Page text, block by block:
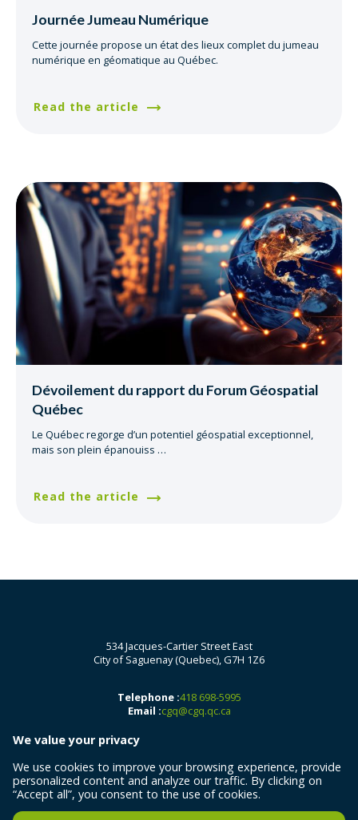
Journée Jumeau Numérique
Cette journée propose un état des lieux complet du jumeau
numérique en géomatique au Québec.
Read the article
Dévoilement du rapport du Forum Géospatial
Québec
Le Québec regorge d’un potentiel géospatial exceptionnel,
mais son plein épanouiss …
Read the article
All rights reserved 2026 © Centre de géomatique du Québec
534 Jacques-Cartier Street East
City of Saguenay (Quebec), G7H 1Z6
Telephone :418 698-5995
Email :cgq@cgq.qc.ca
We value your privacy
We use cookies to improve your browsing experience, provide
personalized content and analyze our traffic. By clicking on
“Accept all”, you consent to the use of cookies.